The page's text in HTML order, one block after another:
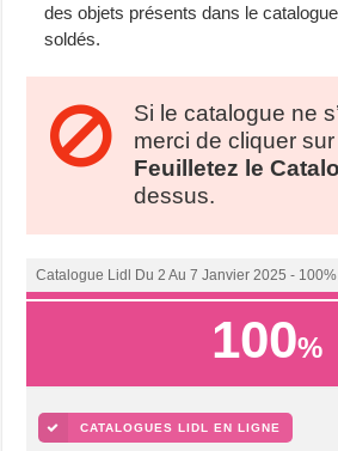
des objets présents dans le
soldés.
Si le catalogue ne
merci de cliquer
Feuilletez le
dessus.
Catalogue Lidl Du 2 Au 7 Janvier 2025 - 100%
100%
CATALOGUES LIDL EN LIGNE